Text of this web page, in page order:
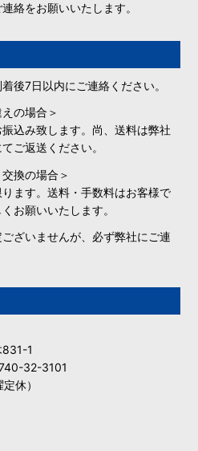
絡をお願いいたします。
後7日以内にご連絡ください。
の場合＞
込み致します。尚、送料は弊社
ご返送ください。
換の場合＞
ます。送料・手数料はお客様で
お願いいたします。
ざいませんが、必ず弊社にご連
1
32-3101
休）